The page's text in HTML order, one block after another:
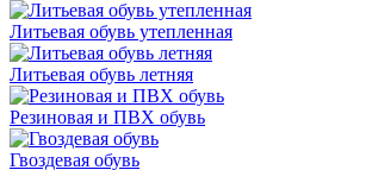
Литьевая обувь утепленная
Литьевая обувь летняя
Резиновая и ПВХ обувь
Гвоздевая обувь